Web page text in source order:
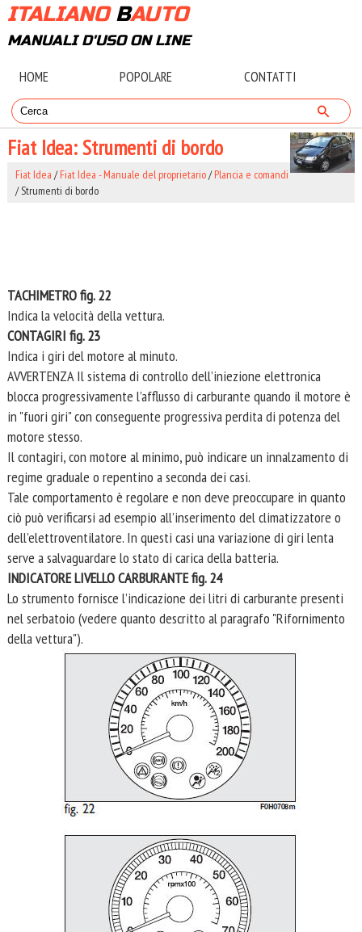
ITALIANOBAUTO
MANUALI D'USO ON LINE
HOME POPOLARE CONTATTI
Fiat Idea: Strumenti di bordo
Fiat Idea /Fiat Idea - Manuale del proprietario/Plancia e comandi
/ Strumenti di bordo
TACHIMETRO fig. 22
Indica la velocità della vettura.
CONTAGIRI fig. 23
Indica i giri del motore al minuto.
AVVERTENZA Il sistema di controllo dell’iniezione elettronica
blocca progressivamente l’afflusso di carburante quando il motore è
in "fuori giri" con conseguente progressiva perdita di potenza del
motore stesso.
Il contagiri, con motore al minimo, può indicare un innalzamento di
regime graduale o repentino a seconda dei casi.
Tale comportamento è regolare e non deve preoccupare in quanto
ciò può verificarsi ad esempio all’inserimento del climatizzatore o
dell’elettroventilatore. In questi casi una variazione di giri lenta
serve a salvaguardare lo stato di carica della batteria.
INDICATORE LIVELLO CARBURANTE fig. 24
Lo strumento fornisce l’indicazione dei litri di carburante presenti
nel serbatoio (vedere quanto descritto al paragrafo "Rifornimento
della vettura").